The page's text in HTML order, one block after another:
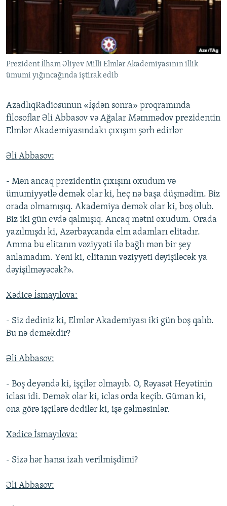
AZƏRBAYCAN ƏDƏBIYYATI KITABXANASI
İSLAM VƏ DEMOKRATIYA
PEŞƏ ETIKASI VƏ JURNALISTIKA STANDARTLARIMIZ
MATERIALLARIMIZDAN ISTIFADƏ
AZADLIQRADIOSU MOBIL TELEFONUNUZDA
XƏBƏR BÜLLETENLƏRIMIZ
RFE/RL-in bütün saytları
Prezident İlham Əliyev Milli Elmlər Akademiyasının illik
ümumi yığıncağında iştirak edib
AzadlıqRadiosunun «İşdən sonra» proqramında
filosoflar Əli Abbasov və Ağalar Məmmədov prezidentin
Elmlər Akademiyasındakı çıxışını şərh edirlər
Əli Abbasov:
- Mən ancaq prezidentin çıxışını oxudum və
ümumiyyətlə demək olar ki, heç nə başa düşmədim. Biz
orada olmamışıq. Akademiya demək olar ki, boş olub.
Biz iki gün evdə qalmışıq. Ancaq mətni oxudum. Orada
yazılmışdı ki, Azərbaycanda elm adamları elitadır.
Amma bu elitanın vəziyyəti ilə bağlı mən bir şey
anlamadım. Yəni ki, elitanın vəziyyəti dəyişiləcək ya
dəyişilməyəcək?».
Xədicə İsmayılova:
- Siz dediniz ki, Elmlər Akademiyası iki gün boş qalıb.
Bu nə deməkdir?
Əli Abbasov:
- Boş deyəndə ki, işçilər olmayıb. O, Rəyasət Heyətinin
iclası idi. Demək olar ki, iclas orda keçib. Güman ki,
ona görə işçilərə dedilər ki, işə gəlməsinlər.
Xədicə İsmayılova:
- Sizə hər hansı izah verilmişdimi?
Əli Abbasov: